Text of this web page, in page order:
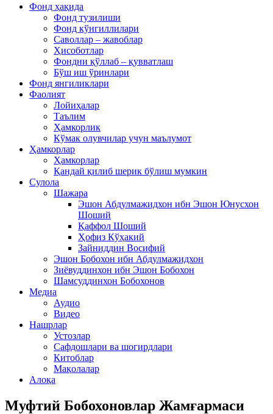
Фонд ҳақида
Фонд тузилиши
Фонд кўнгиллилари
Саволлар – жавоблар
Ҳисоботлар
Фондни қўллаб – қувватлаш
Бўш иш ўринлари
Фонд янгиликлари
Фаолият
Лойиҳалар
Таълим
Ҳамкорлик
Кўмак олувчилар учун маълумот
Ҳамкорлар
Ҳамкорлар
Қандай қилиб шерик бўлиш мумкин
Сулола
Шажара
Эшон Абдулмажидхон ибн Эшон Юнусхон
Шоший
Қаффол Шоший
Ҳофиз Кўҳакий
Зайниддин Восифий
Эшон Бобохон ибн Абдулмажидхон
Зиёвуддинхон ибн Эшон Бобохон
Шамсуддинхон Бобохонов
Медиа
Аудио
Видео
Нашрлар
Устозлар
Сафдошлари ва шогирдлари
Китоблар
Мақолалар
Алоқа
Муфтий Бобохоновлар Жамғармаси